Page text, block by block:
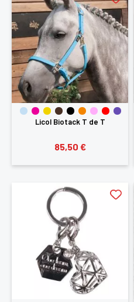
Licol Biotack T de T
85,50 €